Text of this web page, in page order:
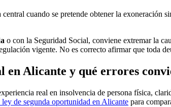
central cuando se pretende obtener la
o con la Seguridad Social, conviene extremar la
vigente. No es correcto afirmar que toda
en Alicante y qué errores
real en insolvencia de persona física,
ley de segunda oportunidad en Alicante para